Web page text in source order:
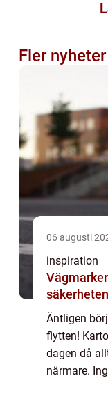
Fler nyheter
06 augusti
inspiration
Äntligen
flytten!
dagen då
närmare.